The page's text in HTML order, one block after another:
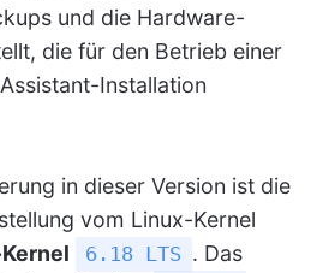
und die Hardware-
die für den Betrieb einer
Installation
in dieser Version ist die
vom Linux-Kernel
6.18 LTS . Das